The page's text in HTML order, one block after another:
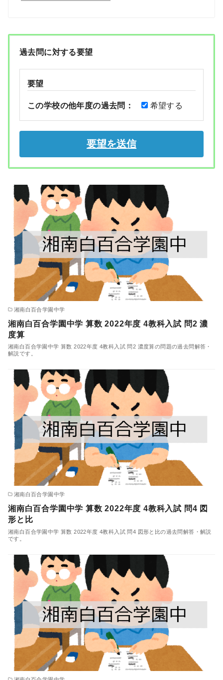
過去問に対する要望
要望
この学校の他年度の過去問： 希望する
湘南白百合学園中学
湘南白百合学園中学 算数 2022年度 4教科入試 問2 濃
度算
湘南白百合学園中学 算数 2022年度 4教科入試 問2 濃度算の問題の過去問解答・
解説です。
湘南白百合学園中学
湘南白百合学園中学 算数 2022年度 4教科入試 問4 図
形と比
湘南白百合学園中学 算数 2022年度 4教科入試 問4 図形と比の過去問解答・解説
です。